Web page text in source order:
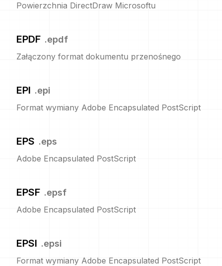
Powierzchnia DirectDraw Microsoftu
EPDF .epdf
Załączony format dokumentu przenośnego
EPI .epi
Format wymiany Adobe Encapsulated PostScript
EPS .eps
Adobe Encapsulated PostScript
EPSF .epsf
Adobe Encapsulated PostScript
EPSI .epsi
Format wymiany Adobe Encapsulated PostScript